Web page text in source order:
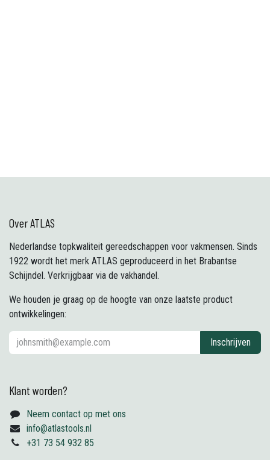
Over ATLAS
Nederlandse topkwaliteit gereedschappen voor vakmensen. Sinds
1922 wordt het merk ATLAS geproduceerd in het Brabantse
Schijndel. Verkrijgbaar via de vakhandel.
We houden je graag op de hoogte van onze laatste product
ontwikkelingen:
Inschrijven
Klant worden?
Neem contact op met ons
info@atlastools.nl
+31 73 54 932 85